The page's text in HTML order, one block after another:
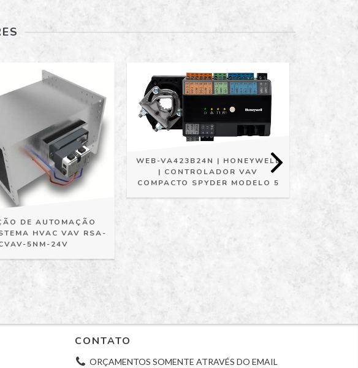
DE AUTOMAÇÃO
HVAC VAV RSA-
5NM-24V
WEB-VA423B24N | HONEYWELL
| CONTROLADOR VAV
COMPACTO SPYDER MODELO 5
CONTATO
ORÇAMENTOS SOMENTE ATRAVÉS DO EMAIL